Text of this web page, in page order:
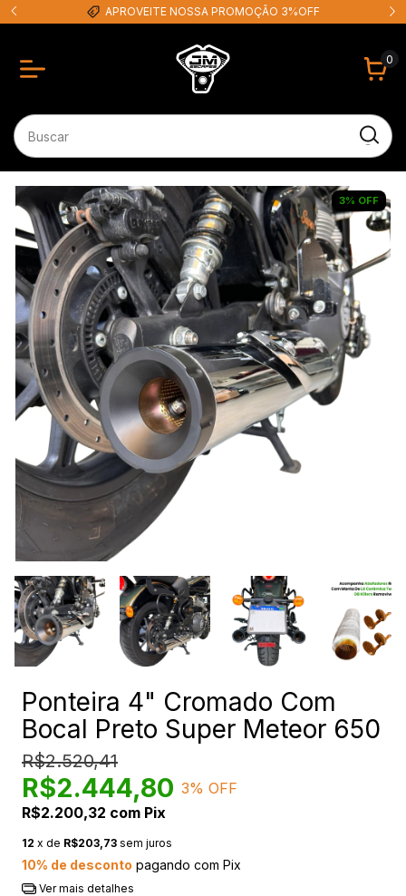
APROVEITE NOSSA PROMOÇÃO 3%OFF
0
3% OFF
Ponteira 4" Cromado Com
Bocal Preto Super Meteor 650
R$2.520,41
R$2.444,80 3% OFF
R$2.200,32 com Pix
12 x de R$203,73 sem juros
10% de desconto pagando com Pix
Ver mais detalhes